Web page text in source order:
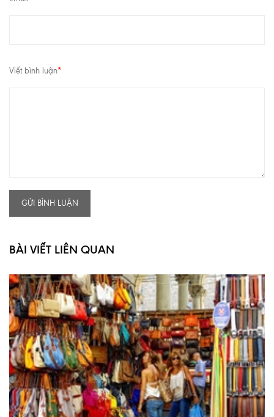
Viết bình luận*
GỬI BÌNH LUẬN
BÀI VIẾT LIÊN QUAN